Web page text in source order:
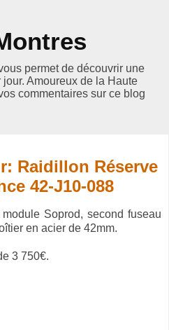
permet de découvrir une
Amoureux de la Haute
commentaires sur ce blog
Raidillon Réserve
42-J10-088
Soprod, second fuseau
en acier de 42mm.
3 750€.